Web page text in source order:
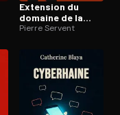
Extension du
domaine de la
guerre
Pierre Servent